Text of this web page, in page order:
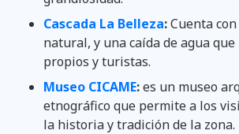
Cascada La Belleza:Cuenta
natural, y una caída de agua
propios y turistas.
Museo CICAME:es un museo
etnográfico que permite a los
la historia y tradición de la zona.